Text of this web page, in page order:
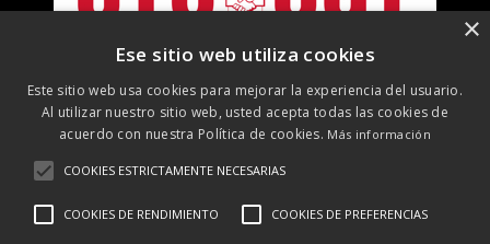
×
Ese sitio web utiliza cookies
Este sitio web usa cookies para mejorar la experiencia del usuario.
Al utilizar nuestro sitio web, usted acepta todas las cookies de
acuerdo con nuestra Política de cookies. Más información
COOKIES ESTRICTAMENTE NECESARIAS
COOKIES DE RENDIMIENTO COOKIES DE PREFERENCIAS